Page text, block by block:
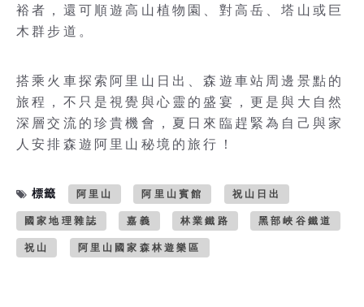
裕者，還可順遊高山植物園、對高岳、塔山或巨
木群步道。
搭乘火車探索阿里山日出、森遊車站周邊景點的
旅程，不只是視覺與心靈的盛宴，更是與大自然
深層交流的珍貴機會，夏日來臨趕緊為自己與家
人安排森遊阿里山秘境的旅行！
標籤 阿里山 阿里山賓館 祝山日出
國家地理雜誌 嘉義 林業鐵路 黑部峽谷鐵道
祝山 阿里山國家森林遊樂區